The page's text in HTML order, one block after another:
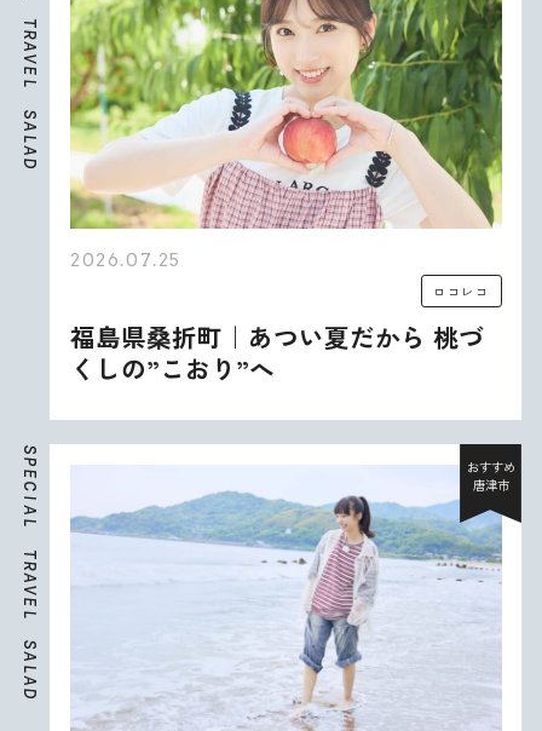
T
R
A
V
E
L
S
A
L
A
D
2026.07.25
ロコレコ
福島県桑折町｜あつい夏だから 桃づ
くしの”こおり”へ
S
P
E
C
I
A
L
T
R
A
V
E
L
S
A
L
A
D
おすすめ
唐津市